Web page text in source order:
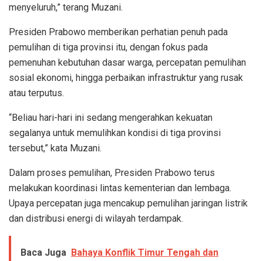
menyeluruh,” terang Muzani.
Presiden Prabowo memberikan perhatian penuh pada
pemulihan di tiga provinsi itu, dengan fokus pada
pemenuhan kebutuhan dasar warga, percepatan pemulihan
sosial ekonomi, hingga perbaikan infrastruktur yang rusak
atau terputus.
“Beliau hari-hari ini sedang mengerahkan kekuatan
segalanya untuk memulihkan kondisi di tiga provinsi
tersebut,” kata Muzani.
Dalam proses pemulihan, Presiden Prabowo terus
melakukan koordinasi lintas kementerian dan lembaga.
Upaya percepatan juga mencakup pemulihan jaringan listrik
dan distribusi energi di wilayah terdampak.
Baca Juga Bahaya Konflik Timur Tengah dan